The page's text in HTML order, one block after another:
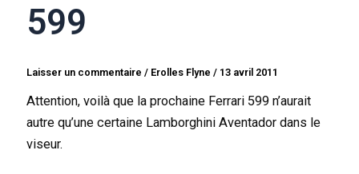
599
Laisser un commentaire / Erolles Flyne/ 13 avril 2011
Attention, voilà que la prochaine Ferrari 599 n’aurait
autre qu’une certaine Lamborghini Aventador dans le
viseur.